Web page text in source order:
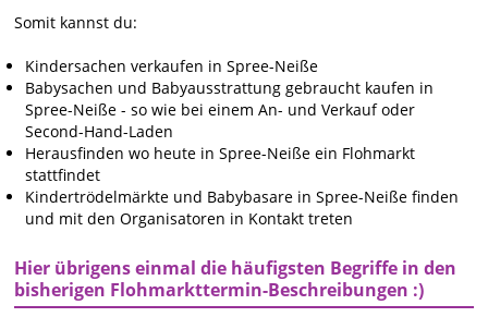
Somit kannst du:
Kindersachen verkaufen in Spree-Neiße
Babysachen und Babyausstrattung gebraucht kaufen in
Spree-Neiße - so wie bei einem An- und Verkauf oder
Second-Hand-Laden
Herausfinden wo heute in Spree-Neiße ein Flohmarkt
stattfindet
Kindertrödelmärkte und Babybasare in Spree-Neiße finden
und mit den Organisatoren in Kontakt treten
Hier übrigens einmal die häufigsten Begriffe in den
bisherigen Flohmarkttermin-Beschreibungen :)